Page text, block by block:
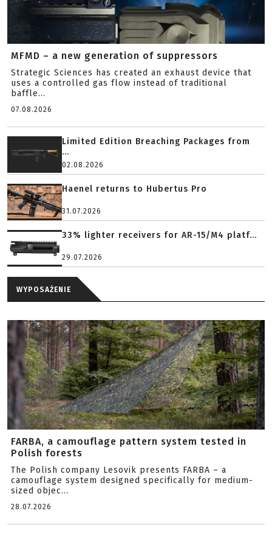
MFMD – a new generation of suppressors
Strategic Sciences has created an exhaust device that
uses a controlled gas flow instead of traditional
baffle...
07.08.2026
Limited Edition Breaching Packages from
...
02.08.2026
Haenel returns to Hubertus Pro
31.07.2026
33% lighter receivers for AR-15/M4 platf...
29.07.2026
WYPOSAŻENIE
FARBA, a camouflage pattern system tested in
Polish forests
The Polish company Lesovik presents FARBA – a
camouflage system designed specifically for medium-
sized objec...
28.07.2026